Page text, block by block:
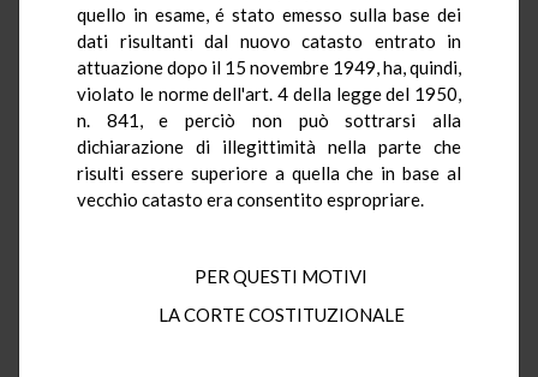
quello in esame, é stato emesso sulla base dei
dati risultanti dal nuovo catasto entrato in
attuazione dopo il 15 novembre 1949, ha, quindi,
violato le norme dell'art. 4 della legge del 1950,
n. 841, e perciò non può sottrarsi alla
dichiarazione di illegittimità nella parte che
risulti essere superiore a quella che in base al
vecchio catasto era consentito espropriare.
PER QUESTI MOTIVI
LA CORTE COSTITUZIONALE